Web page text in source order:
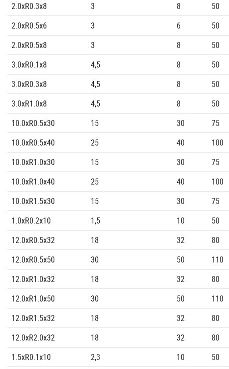
2.0xR0.3x8
3 8 50
2.0xR0.5x6
3 6 50
2.0xR0.5x8
3 8 50
3.0xR0.1x8
4,5 8 50
3.0xR0.3x8
4,5 8 50
3.0xR1.0x8
4,5 8 50
10.0xR0.5x30
15 30 75
10.0xR0.5x40
25 40 100
10.0xR1.0x30
15 30 75
10.0xR1.0x40
25 40 100
10.0xR1.5x30
15 30 75
1.0xR0.2x10
1,5 10 50
12.0xR0.5x32
18 32 80
12.0xR0.5x50
30 50 110
12.0xR1.0x32
18 32 80
12.0xR1.0x50
30 50 110
12.0xR1.5x32
18 32 80
12.0xR2.0x32
18 32 80
1.5xR0.1x10
2,3 10 50